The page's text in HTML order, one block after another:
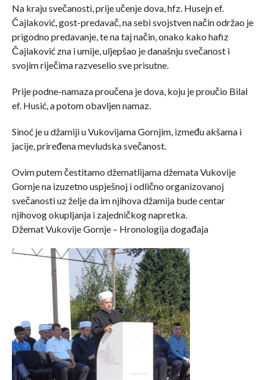
Na kraju svečanosti, prije učenje dova, hfz. Husejn ef.
Čajlaković, gost-predavač, na sebi svojstven način održao je
prigodno predavanje, te na taj način, onako kako hafiz
Čajlaković zna i umije, uljepšao je današnju svečanost i
svojim riječima razveselio sve prisutne.
Prije podne-namaza proučena je dova, koju je proučio Bilal
ef. Husić, a potom obavljen namaz.
Sinoć je u džamiji u Vukovijama Gornjim, između akšama i
jacije, priređena mevludska svečanost.
Ovim putem čestitamo džematlijama džemata Vukovije
Gornje na izuzetno uspješnoj i odlično organizovanoj
svečanosti uz želje da im njihova džamija bude centar
njihovog okupljanja i zajedničkog napretka.
Džemat Vukovije Gornje – Hronologija događaja